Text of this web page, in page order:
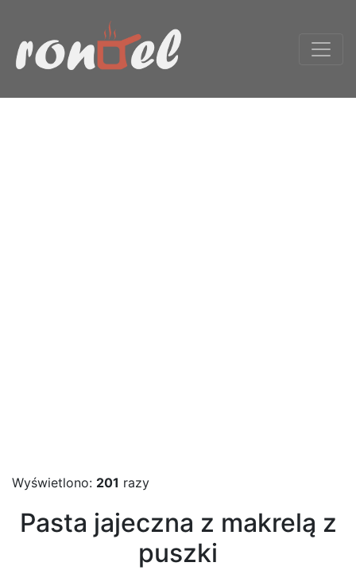
Wyświetlono: 201 razy
Pasta jajeczna z makrelą z
puszki